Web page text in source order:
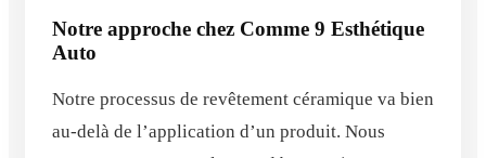
Notre approche chez Comme 9 Esthétique
Auto
Notre processus de revêtement céramique va bien
au-delà de l’application d’un produit. Nous